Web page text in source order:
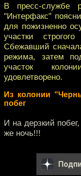
В пресс-службе
"Интерфакс"
для пожизненно
участки
Сбежавший
режима, затем
участок
удовлетворено.
Из колонии
побег
И на дерзкий
же ночь!!!